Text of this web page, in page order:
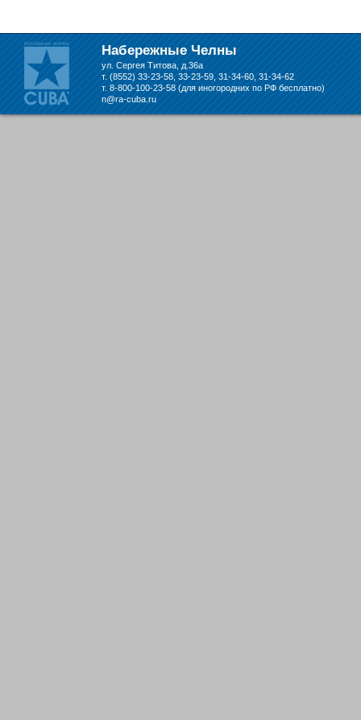
Набережные Челны
ул. Сергея Титова, д.36а
т. (8552) 33-23-58, 33-23-59, 31-34-60, 31-34-62
т. 8-800-100-23-58 (для иногородних по РФ бесплатно)
n@ra-cuba.ru